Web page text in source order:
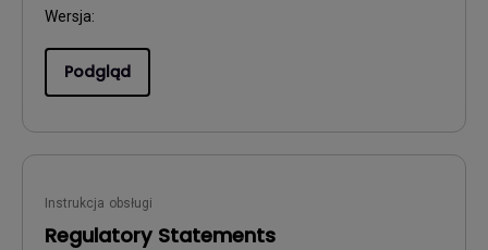
Wersja:
Podgląd
Instrukcja obsługi
Regulatory Statements